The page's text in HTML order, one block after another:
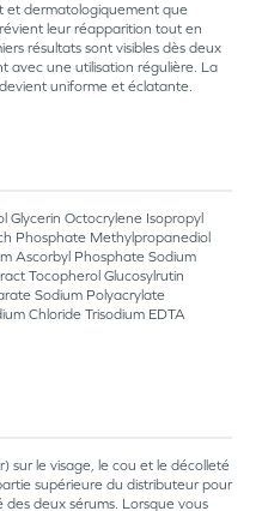
et dermatologiquement que
leur réapparition tout en
résultats sont visibles dès deux
avec une utilisation régulière. La
uniforme et éclatante.
Glycerin Octocrylene Isopropyl
Phosphate Methylpropanediol
Ascorbyl Phosphate Sodium
Tocopherol Glucosylrutin
Sodium Polyacrylate
Chloride Trisodium EDTA
sur le visage, le cou et le décolleté
supérieure du distributeur pour
deux sérums. Lorsque vous